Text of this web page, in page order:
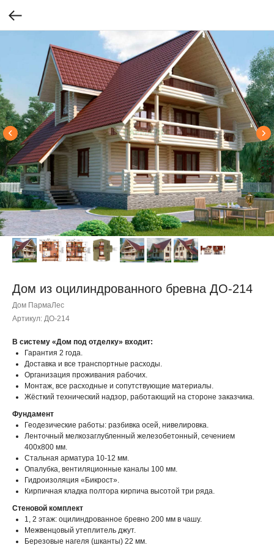
Дом из оцилиндрованного бревна ДО-214
Дом ПармаЛес
Артикул: ДО-214
В систему «Дом под отделку» входит:
Гарантия 2 года.
Доставка и все транспортные расходы.
Организация проживания рабочих.
Монтаж, все расходные и сопутствующие материалы.
Жёсткий технический надзор, работающий на стороне заказчика.
Фундамент
Геодезические работы: разбивка осей, нивелировка.
Ленточный мелкозаглубленный железобетонный, сечением
400х800 мм.
Стальная арматура 10-12 мм.
Опалубка, вентиляционные каналы 100 мм.
Гидроизоляция «Бикрост».
Кирпичная кладка полтора кирпича высотой три ряда.
Стеновой комплект
1, 2 этаж: оцилиндрованное бревно 200 мм в чашу.
Межвенцовый утеплитель джут.
Березовые нагеля (шканты) 22 мм.